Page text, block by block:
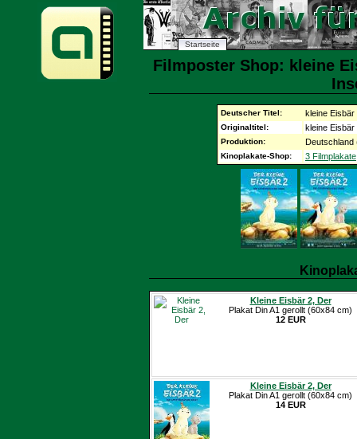
Startseite
Filmposter Shop: kleine
Deutscher Titel: kleine Eisbär
Originaltitel: kleine Eisbär
Produktion: Deutschland
Kinoplakate-Shop: 3 Filmplakate
Kleine Eisbär 2, Der
Plakat Din A1 gerollt (60x84 cm)
12 EUR
Kleine Eisbär 2, Der
Plakat Din A1 gerollt (60x84 cm)
14 EUR